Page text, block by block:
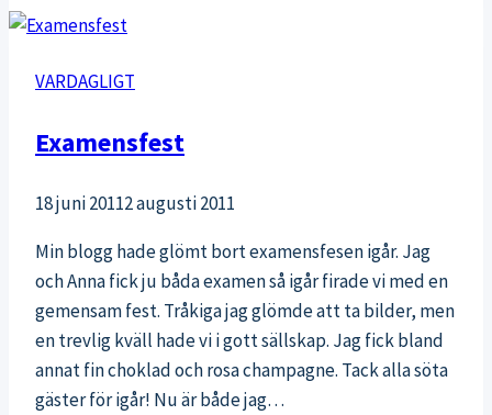
VARDAGLIGT
Examensfest
18 juni 20112 augusti 2011
Min blogg hade glömt bort examensfesen igår. Jag
och Anna fick ju båda examen så igår firade vi med en
gemensam fest. Tråkiga jag glömde att ta bilder, men
en trevlig kväll hade vi i gott sällskap. Jag fick bland
annat fin choklad och rosa champagne. Tack alla söta
gäster för igår! Nu är både jag…